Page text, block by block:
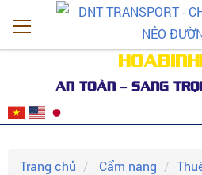
AN TOÀN – SANG
Trang chủ Cẩm nang